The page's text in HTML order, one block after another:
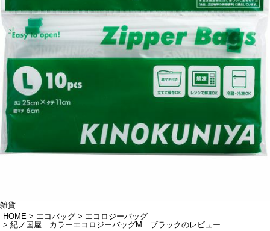
雑貨
HOME
エコバッグ
エコロジーバッグ
紀ノ国屋 カラーエコロジーバッグM ブラックのレビュー